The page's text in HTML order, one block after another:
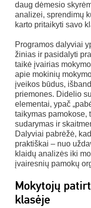
daug dėmesio
analizei, sprendimų
karto pritaikyti savo
Programos dalyviai
žinias ir pasidalyti
taikė įvairias
apie mokinių
įveikos būdus,
priemones. Didelio
elementai, ypač
taikymas pamokose,
sudarymas ir
Dalyviai pabrėžė,
praktiškai – nuo
klaidų analizės iki
įvairesnių pamokų
Mokytojų
klasėje